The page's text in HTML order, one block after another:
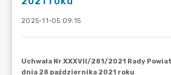
2025-11-05 09:15